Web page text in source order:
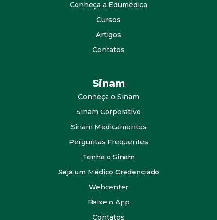
Conheça a Edumédica
Cursos
Artigos
Contatos
Sinam
Conheça o Sinam
Sinam Corporativo
Sinam Medicamentos
Perguntas Frequentes
Tenha o Sinam
Seja um Médico Credenciado
Webcenter
Baixe o App
Contatos